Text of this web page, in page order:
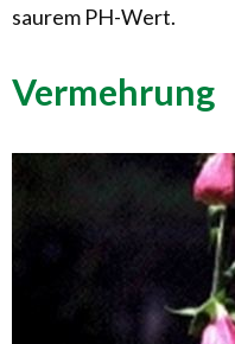
saurem PH-Wert.
Vermehrung